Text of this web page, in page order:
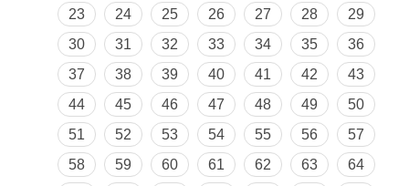
23
24 25 26 27 28
29
30
31 32 33 34 35
36
37
38 39 40 41 42
43
44
45 46 47 48 49
50
51
52 53 54 55 56
57
58
59 60 61 62 63
64